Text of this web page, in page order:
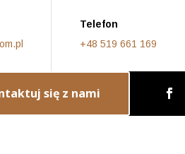
Telefon
+48 519 661 169
się z nami